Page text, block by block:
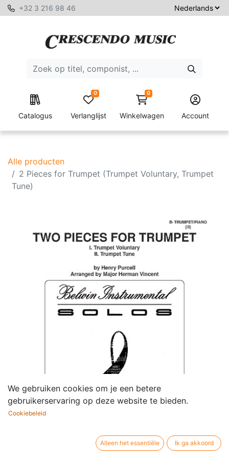
+32 3 216 98 46
Catalogus Verlanglijst
0 0
Winkelwagen Account
Alle producten
2 Pieces for Trumpet (Trumpet Voluntary, Trumpet
Tune)
We gebruiken cookies om je een betere
gebruikerservaring op deze website te bieden.
Cookiebeleid
Alleen het essentiële Ik ga akkoord